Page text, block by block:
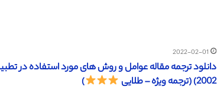
2022-02-01
دانلود ترجمه مقاله عوامل و روش های مورد استفاده در
2002) (ترجمه ویژه – طلایی
)